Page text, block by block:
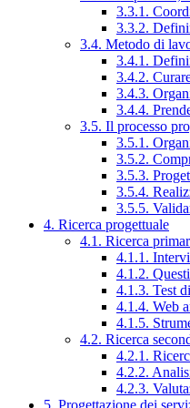
3.3.1.
3.3.2.
3.4. Metodo di
3.4.1.
3.4.2.
3.4.3.
3.4.4.
3.5. Il processo
3.5.1.
3.5.2.
3.5.3.
3.5.4.
3.5.5.
4. Ricerca progettuale
4.1. Ricerca
4.1.1.
4.1.2.
4.1.3. Test
4.1.4. Web
4.1.5.
4.2. Ricerca
4.2.1.
4.2.2.
4.2.3.
5. Progettazione dei